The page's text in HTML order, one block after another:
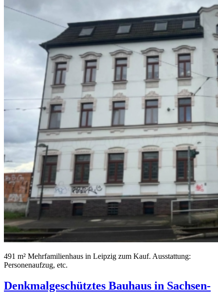
491 m² Mehrfamilienhaus in Leipzig zum Kauf. Ausstattung:
Personenaufzug, etc.
Denkmalgeschütztes Bauhaus in Sachsen-